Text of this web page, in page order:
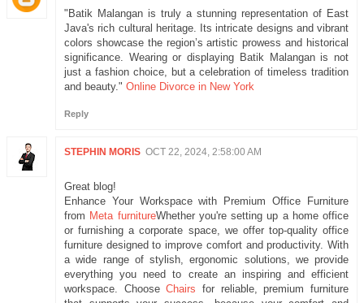
"Batik Malangan is truly a stunning representation of East
Java's rich cultural heritage. Its intricate designs and vibrant
colors showcase the region’s artistic prowess and historical
significance. Wearing or displaying Batik Malangan is not
just a fashion choice, but a celebration of timeless tradition
and beauty." Online Divorce in New York
Reply
STEPHIN MORIS OCT 22, 2024, 2:58:00 AM
Great blog!
Enhance Your Workspace with Premium Office Furniture
from Meta furnitureWhether you're setting up a home office
or furnishing a corporate space, we offer top-quality office
furniture designed to improve comfort and productivity. With
a wide range of stylish, ergonomic solutions, we provide
everything you need to create an inspiring and efficient
workspace. ChooseChairs for reliable, premium furniture